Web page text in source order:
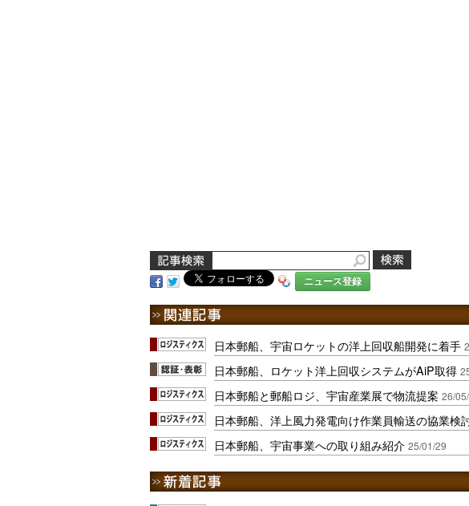
ニュース登録
日本郵船、宇宙ロケットの洋上回収船開発に着手
日本郵船、ロケット洋上回収システムがAiP取得
日本郵船と郵船ロジ、宇宙産業展で物流提案 26/
日本郵船、洋上風力発電向け作業員輸送の協業検
日本郵船、宇宙事業への取り組み紹介 25/01/29